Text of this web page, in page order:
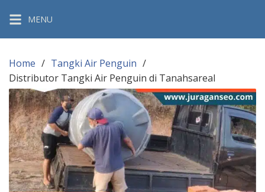
content
MENU
Home
Tangki Air Penguin
Distributor Tangki Air Penguin di Tanahsareal